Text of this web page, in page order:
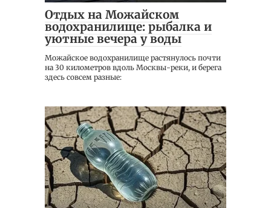
Отдых на Можайском
водохранилище: рыбалка и
уютные вечера у воды
Можайское водохранилище растянулось почти
на 30 километров вдоль Москвы-реки, и берега
здесь совсем разные: